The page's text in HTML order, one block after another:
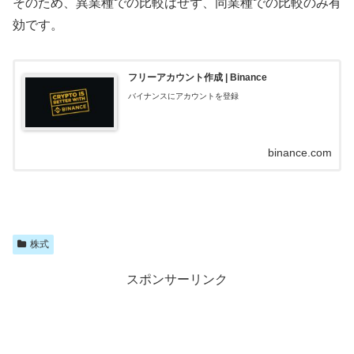
そのため、異業種での比較はせず、同業種での比較のみ有
効です。
フリーアカウント作成 | Binance
バイナンスにアカウントを登録
binance.com
株式
スポンサーリンク